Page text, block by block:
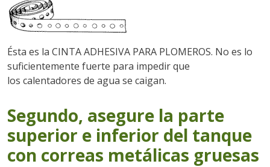
Ésta es la CINTA ADHESIVA PARA PLOMEROS. No es lo
suficientemente fuerte para impedir que
los calentadores de agua se caigan.
Segundo, asegure la parte
superior e inferior del tanque
con correas metálicas gruesas